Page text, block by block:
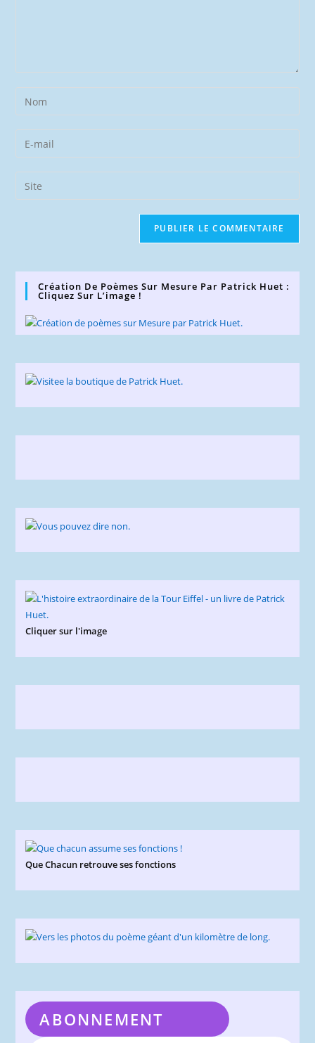
Enter
your
name
comment
Enter
your
email
address
Saisir
l’URL
Création De Poèmes Sur Mesure Par Patrick Huet :
Cliquez Sur L’image !
Cliquer sur l'image
Que Chacun retrouve ses fonctions
ABONNEMENT